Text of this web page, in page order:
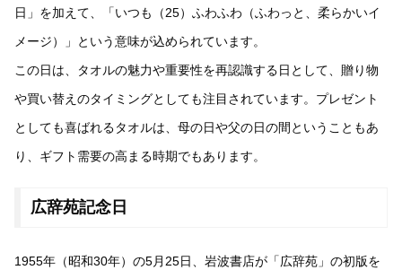
日」を加えて、「いつも（25）ふわふわ（ふわっと、柔らかいイ
メージ）」という意味が込められています。
この日は、タオルの魅力や重要性を再認識する日として、贈り物
や買い替えのタイミングとしても注目されています。プレゼント
としても喜ばれるタオルは、母の日や父の日の間ということもあ
り、ギフト需要の高まる時期でもあります。
広辞苑記念日
1955年（昭和30年）の5月25日、岩波書店が「広辞苑」の初版を